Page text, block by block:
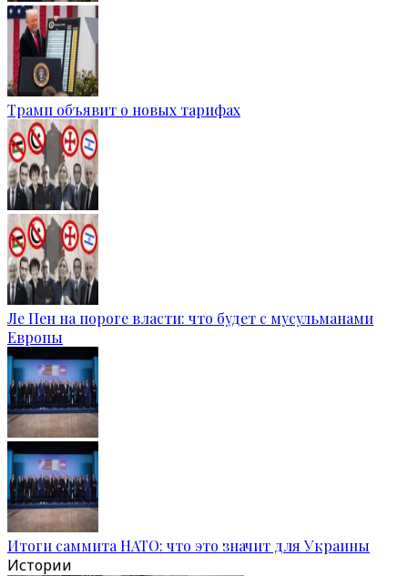
Трамп объявит о новых тарифах
Ле Пен на пороге власти: что будет с мусульманами
Европы
Итоги саммита НАТО: что это значит для Украины
Истории